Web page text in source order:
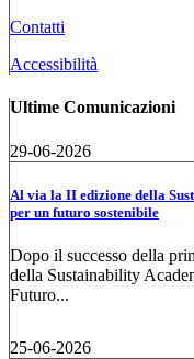
Contatti
Accessibilità
Ultime Comunicazioni
29-06-2026
Al via la II edizione della
per un futuro sostenibile
Dopo il successo della
della Sustainability
Futuro...
25-06-2026